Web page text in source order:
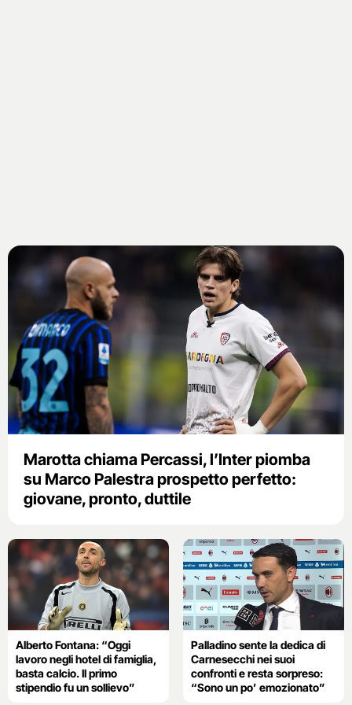
Marotta chiama Percassi, l’Inter piomba
su Marco Palestra prospetto perfetto:
giovane, pronto, duttile
Alberto Fontana: “Oggi
lavoro negli hotel di famiglia,
basta calcio. Il primo
stipendio fu un sollievo”
Palladino sente la dedica di
Carnesecchi nei suoi
confronti e resta sorpreso:
“Sono un po’ emozionato”